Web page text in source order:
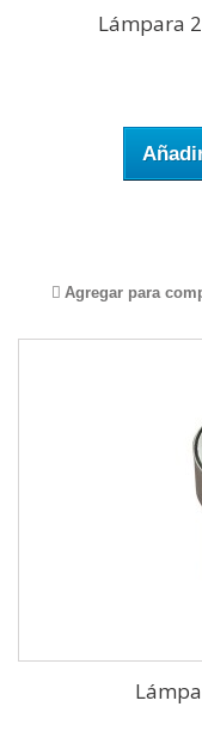
Lámpara
Agregar para